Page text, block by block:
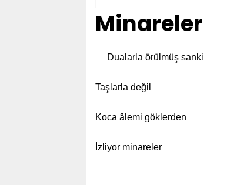
Minareler
Dualarla örülmüş sanki
Taşlarla değil
Koca âlemi göklerden
İzliyor minareler